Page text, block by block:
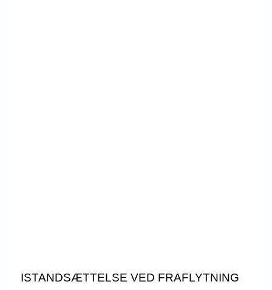
ISTANDSÆTTELSE VED FRAFLYTNING